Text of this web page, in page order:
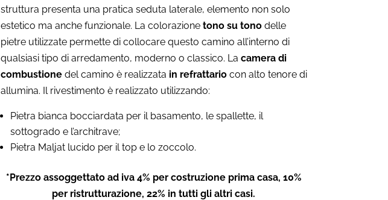
struttura presenta una pratica seduta laterale, elemento non solo
estetico ma anche funzionale. La colorazione tono su tonodelle
pietre utilizzate permette di collocare questo camino all’interno di
qualsiasi tipo di arredamento, moderno o classico. La camera di
combustionedel camino è realizzata in refrattariocon alto tenore di
allumina. Il rivestimento è realizzato utilizzando:
Pietra bianca bocciardata per il basamento, le spallette, il
sottogrado e l’architrave;
Pietra Maljat lucido per il top e lo zoccolo.
*Prezzo assoggettato ad iva 4% per costruzione prima casa, 10%
per ristrutturazione, 22% in tutti gli altri casi.